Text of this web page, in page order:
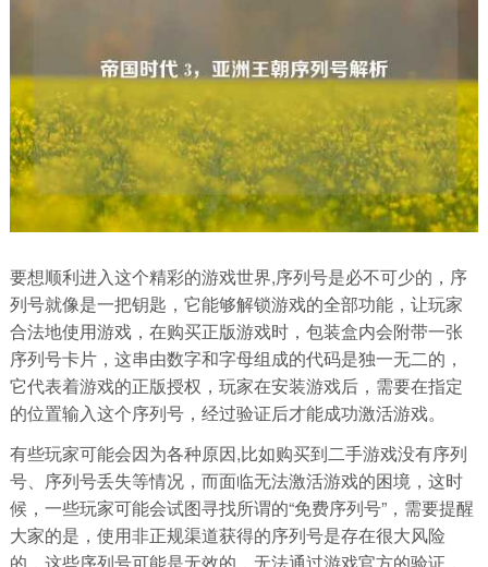
要想顺利进入这个精彩的游戏世界,序列号是必不可少的，序
列号就像是一把钥匙，它能够解锁游戏的全部功能，让玩家
合法地使用游戏，在购买正版游戏时，包装盒内会附带一张
序列号卡片，这串由数字和字母组成的代码是独一无二的，
它代表着游戏的正版授权，玩家在安装游戏后，需要在指定
的位置输入这个序列号，经过验证后才能成功激活游戏。
有些玩家可能会因为各种原因,比如购买到二手游戏没有序列
号、序列号丢失等情况，而面临无法激活游戏的困境，这时
候，一些玩家可能会试图寻找所谓的“免费序列号”，需要提醒
大家的是，使用非正规渠道获得的序列号是存在很大风险